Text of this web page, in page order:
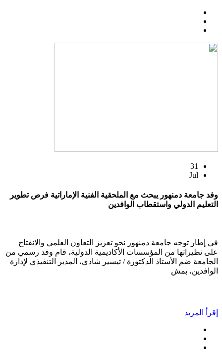
31
Jul
وفد جامعة دمنهور يبحث مع الملحقية الفنية الإماراتية فرص تطوير
التعليم الدولي واستقطاب الوافدين
في إطار توجه جامعة دمنهور نحو تعزيز التعاون العلمي والانفتاح
على نظيراتها من المؤسسات الأكاديمية الدولية، قام وفد رسمي من
الجامعة ضم الأستاذ الدكتورة / تيسير شادي، المدير التنفيذي لإدارة
الوافدين، بمش
إقرأ المزيد